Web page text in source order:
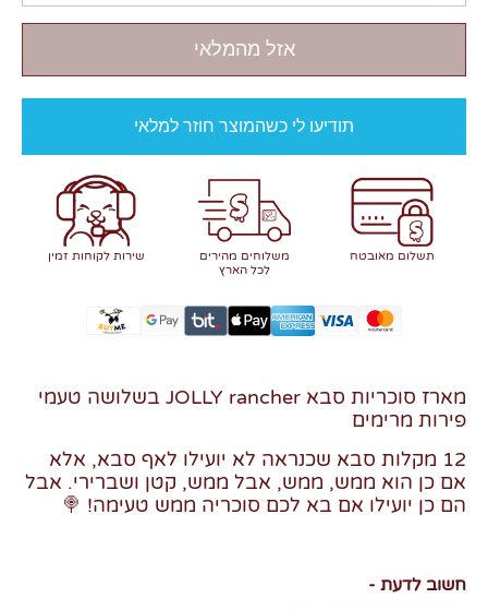
אזל מהמלאי
תודיעו לי כשהמוצר חוזר למלאי
תשלום מאובטח
משלוחים מהירים
לכל הארץ
שירות לקוחות זמין
מארז סוכריות סבא JOLLY rancher בשלושה טעמי
פירות מרימים
12 מקלות סבא שכנראה לא יועילו לאף סבא, אלא
אם כן הוא ממש, ממש, אבל ממש, קטן ושברירי. אבל
הם כן יועילו אם בא לכם סוכריה ממש טעימה! 🍭
חשוב לדעת -